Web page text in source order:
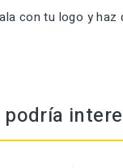
con tu logo y